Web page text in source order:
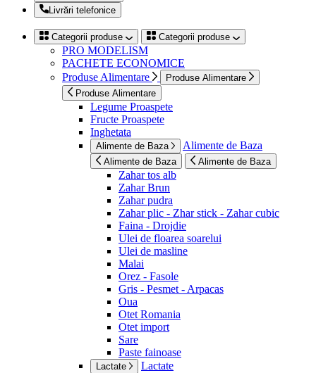
Livrări telefonice
Categorii produse Categorii produse
PRO MODELISM
PACHETE ECONOMICE
Produse Alimentare
Produse Alimentare
Produse Alimentare
Legume Proaspete
Fructe Proaspete
Inghetata
Alimente de Baza Alimente de Baza
Alimente de Baza Alimente de Baza
Zahar tos alb
Zahar Brun
Zahar pudra
Zahar plic - Zhar stick - Zahar cubic
Faina - Drojdie
Ulei de floarea soarelui
Ulei de masline
Malai
Orez - Fasole
Gris - Pesmet - Arpacas
Oua
Otet Romania
Otet import
Sare
Paste fainoase
Lactate Lactate